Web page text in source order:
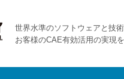
世界水準のソフトウェアと技術
お客様のCAE有効活用の実現